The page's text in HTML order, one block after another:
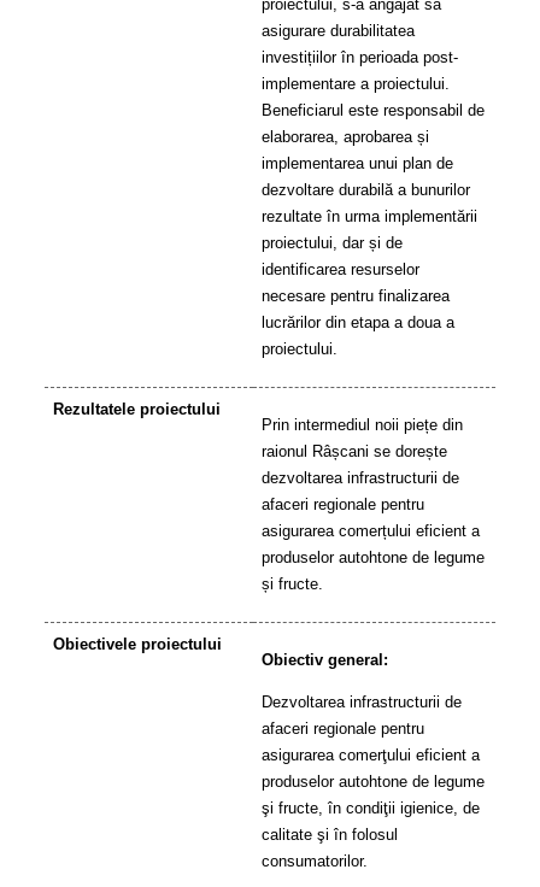
proiectului, s-a angajat să
asigurare durabilitatea
investițiilor în perioada post-
implementare a proiectului.
Beneficiarul este responsabil de
elaborarea, aprobarea și
implementarea unui plan de
dezvoltare durabilă a bunurilor
rezultate în urma implementării
proiectului, dar și de
identificarea resurselor
necesare pentru finalizarea
lucrărilor din etapa a doua a
proiectului.
Rezultatele proiectului
Prin intermediul noii piețe din
raionul Râșcani se dorește
dezvoltarea infrastructurii de
afaceri regionale pentru
asigurarea comerțului eficient a
produselor autohtone de legume
și fructe.
Obiectivele proiectului
Obiectiv general:
Dezvoltarea infrastructurii de
afaceri regionale pentru
asigurarea comerţului eficient a
produselor autohtone de legume
şi fructe, în condiţii igienice, de
calitate şi în folosul
consumatorilor.